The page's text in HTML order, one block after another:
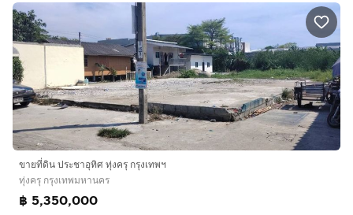
ขายที่ดิน ประชาอุทิศ ทุ่งครุ กรุงเทพฯ
ทุ่งครุ กรุงเทพมหานคร
฿ 5,350,000